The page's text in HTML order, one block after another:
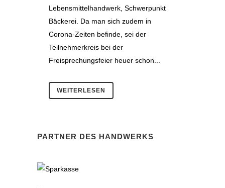
Lebensmittelhandwerk, Schwerpunkt
Bäckerei. Da man sich zudem in
Corona-Zeiten befinde, sei der
Teilnehmerkreis bei der
Freisprechungsfeier heuer schon...
WEITERLESEN
PARTNER DES HANDWERKS